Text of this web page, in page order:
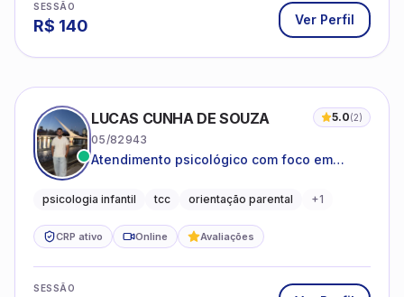
SESSÃO
R$ 140 Ver Perfil
LUCAS CUNHA DE SOUZA 5.0(2)
05/82943
Atendimento psicológico com foco em
promovendo equilíbrio emocional e
psicologia infantil tcc orientação parental +1
CRP ativo Online Avaliações
SESSÃO